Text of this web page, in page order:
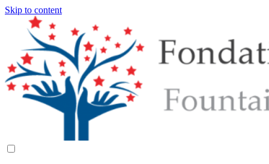
Skip to content